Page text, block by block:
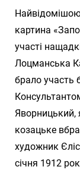
картина
участі
Лоцманська
брало участь
Яворницький,
козацьке
художник
січня 1912